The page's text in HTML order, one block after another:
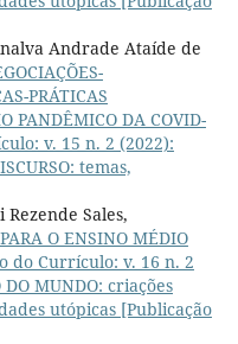
Andrade Ataíde de
PRÁTICAS
PANDÊMICO DA COVID-
v. 15 n. 2 (2022):
temas,
Sales,
O ENSINO MÉDIO
do Currículo: v. 16 n. 2
MUNDO: criações
utópicas [Publicação